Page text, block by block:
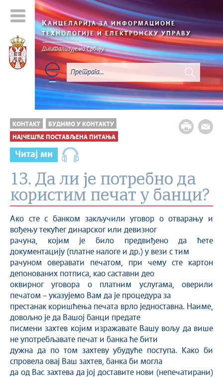
КАНЦЕЛАРИЈА ЗА ИНФОРМАЦИОНЕ
ТЕХНОЛОГИЈЕ И ЕЛЕКТРОНСКУ УПРАВУ
Дигитализујемо Србију
КОНТАКТ БУДИМО У КОНТАКТУ
НАЈЧЕШЋЕ ПОСТАВЉЕНА ПИТАЊА
Читај ми
13. Да ли је потребно да
користим печат у банци?
Ако сте с банком закључили уговор о отварању и
вођењу текућег динарског или девизног
рачуна, којим је било предвиђено да ћете
документацију (платне налоге и др.) у вези с тим
рачуном оверавати печатом, при чему сте картон
депонованих потписа, као саставни део
оквирног уговора о платним услугама, оверили
печатом – указујемо Вам да је процедура за
престанак коришћења печата врло једноставна. Наиме,
довољно је да Вашој банци предате
писмени захтев којим изражавате Вашу вољу да више
не употребљавате печат и банка ће бити
дужна да по том захтеву убудуће поступа. Како би
спровела овај Ваш захтев, банка би могла
да од Вас захтева да јој доставите нови (непечатирани)